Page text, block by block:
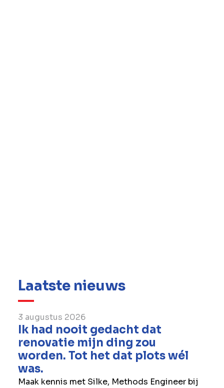
Laatste nieuws
3 augustus 2026
Ik had nooit gedacht dat
renovatie mijn ding zou
worden. Tot het dat plots wél
was.
Maak kennis met Silke, Methods Engineer bij